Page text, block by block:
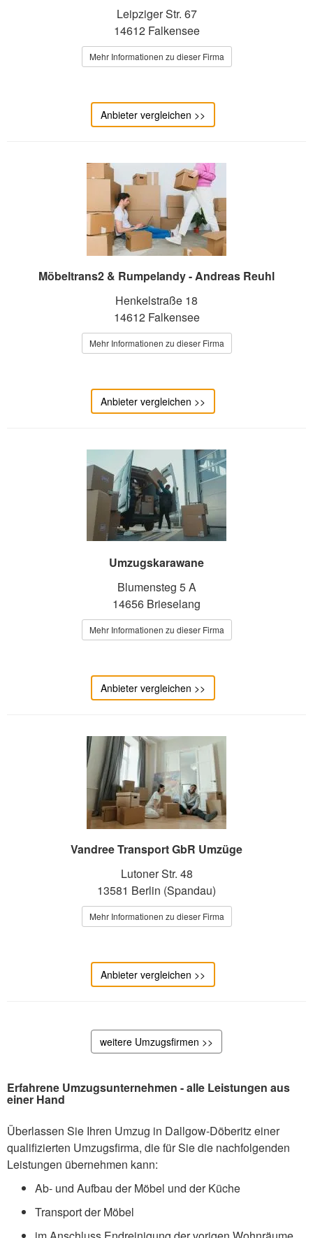
Leipziger Str. 67
14612 Falkensee
Mehr Informationen zu dieser Firma
Anbieter vergleichen >>
Möbeltrans2 & Rumpelandy - Andreas Reuhl
Henkelstraße 18
14612 Falkensee
Mehr Informationen zu dieser Firma
Anbieter vergleichen >>
Umzugskarawane
Blumensteg 5 A
14656 Brieselang
Mehr Informationen zu dieser Firma
Anbieter vergleichen >>
Vandree Transport GbR Umzüge
Lutoner Str. 48
13581 Berlin (Spandau)
Mehr Informationen zu dieser Firma
Anbieter vergleichen >>
weitere Umzugsfirmen >>
Erfahrene Umzugsunternehmen - alle Leistungen aus
einer Hand
Überlassen Sie Ihren Umzug in Dallgow-Döberitz einer
qualifizierten Umzugsfirma, die für Sie die nachfolgenden
Leistungen übernehmen kann:
Ab- und Aufbau der Möbel und der Küche
Transport der Möbel